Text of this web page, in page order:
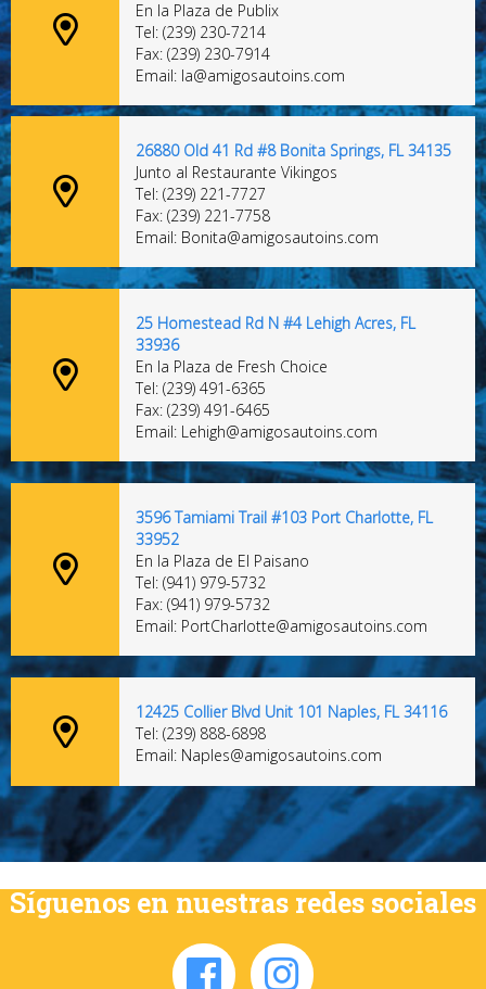
En la Plaza de Publix
Tel: (239) 230-7214
Fax: (239) 230-7914
Email: la@amigosautoins.com
26880 Old 41 Rd #8 Bonita Springs, FL 34135
Junto al Restaurante Vikingos
Tel: (239) 221-7727
Fax: (239) 221-7758
Email: Bonita@amigosautoins.com
25 Homestead Rd N #4 Lehigh Acres, FL
33936
En la Plaza de Fresh Choice
Tel: (239) 491-6365
Fax: (239) 491-6465
Email: Lehigh@amigosautoins.com
3596 Tamiami Trail #103 Port Charlotte, FL
33952
En la Plaza de El Paisano
Tel: (941) 979-5732
Fax: (941) 979-5732
Email: PortCharlotte@amigosautoins.com
12425 Collier Blvd Unit 101 Naples, FL 34116
Tel: (239) 888-6898
Email: Naples@amigosautoins.com
Síguenos en nuestras redes sociales